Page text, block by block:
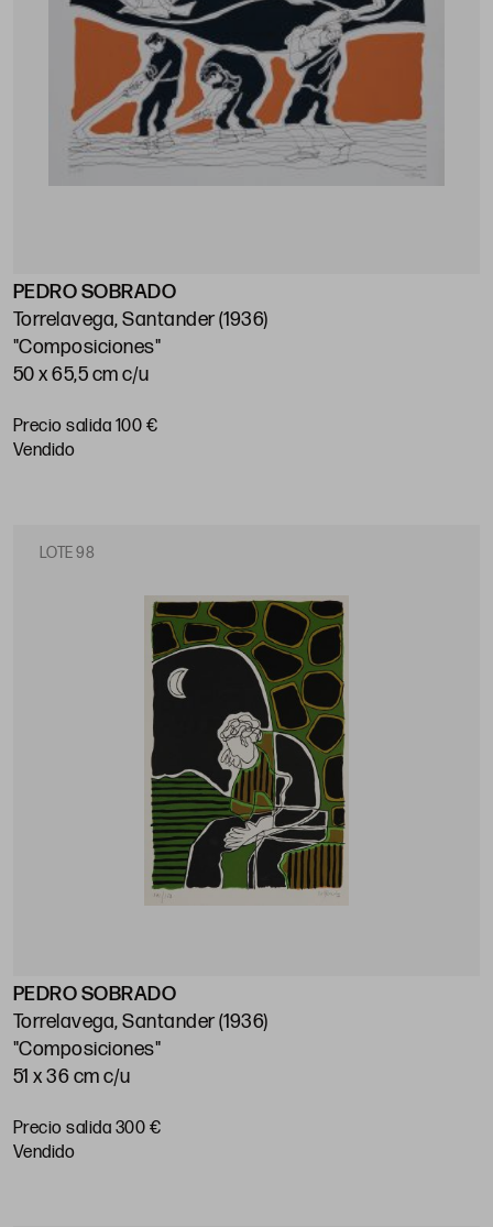
PEDRO SOBRADO
Torrelavega, Santander (1936)
"Composiciones"
50 x 65,5 cm c/u
Precio salida 100 €
vendido
LOTE 98
PEDRO SOBRADO
Torrelavega, Santander (1936)
"Composiciones"
51 x 36 cm c/u
Precio salida 300 €
vendido